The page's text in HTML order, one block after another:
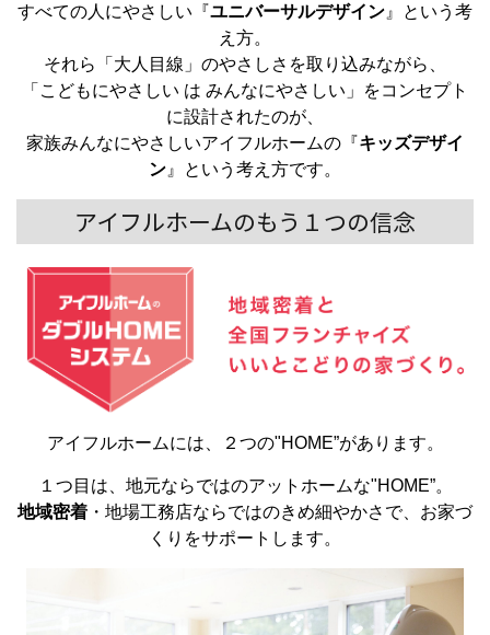
すべての人にやさしい『ユニバーサルデザイン 』という考
え方。
それら「大人目線」のやさしさを取り込みながら、
「こどもにやさしい は みんなにやさしい」をコンセプト
に設計されたのが、
家族みんなにやさしいアイフルホームの『キッズデザイ
ン 』という考え方です。
アイフルホームのもう１つの信念
アイフルホームには、２つの"HOME”があります。
１つ目は、地元ならではのアットホームな"HOME”。
地域密着 ・地場工務店ならではのきめ細やかさで、お家づ
くりをサポートします。